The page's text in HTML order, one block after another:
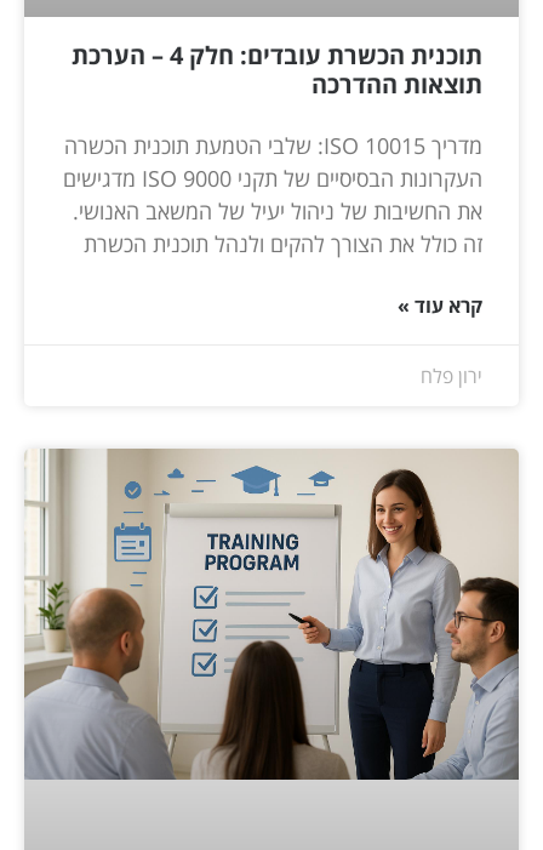
תוכנית הכשרת עובדים: חלק 4 – הערכת
תוצאות ההדרכה
מדריך ISO 10015: שלבי הטמעת תוכנית הכשרה
העקרונות הבסיסיים של תקני ISO 9000 מדגישים
את החשיבות של ניהול יעיל של המשאב האנושי.
זה כולל את הצורך להקים ולנהל תוכנית הכשרת
קרא עוד »
ירון פלח